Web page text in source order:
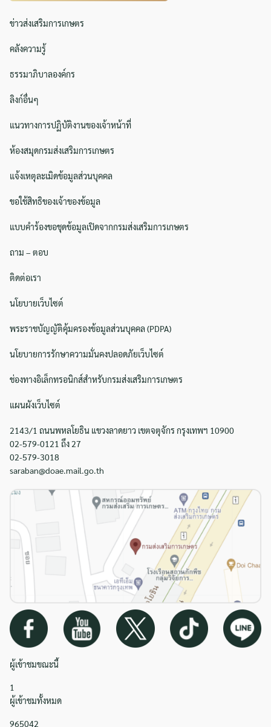
Search
ข่าวส่งเสริมการเกษตร
คลังความรู้
ธรรมาภิบาลองค์กร
ลิงก์อื่นๆ
แนวทางการปฏิบัติงานของเจ้าหน้าที่
ห้องสมุดกรมส่งเสริมการเกษตร
แจ้งเหตุละเมิดข้อมูลส่วนบุคคล
ขอใช้สิทธิของเจ้าของข้อมูล
แบบคำร้องขอชุดข้อมูลเปิดจากกรมส่งเสริมการเกษตร
ถาม – ตอบ
ติดต่อเรา
นโยบายเว็บไซต์
พระราชบัญญัติคุ้มครองข้อมูลส่วนบุคคล (PDPA)
นโยบายการรักษาความมั่นคงปลอดภัยเว็บไซต์
ช่องทางอิเล็กทรอนิกส์สำหรับกรมส่งเสริมการเกษตร
แผนผังเว็บไซต์
2143/1 ถนนพหลโยธิน แขวงลาดยาว เขตจตุจักร กรุงเทพฯ 10900
02-579-0121 ถึง 27
02-579-3018
saraban@doae.mail.go.th
ผู้เข้าชมขณะนี้
1
ผู้เข้าชมทั้งหมด
965042